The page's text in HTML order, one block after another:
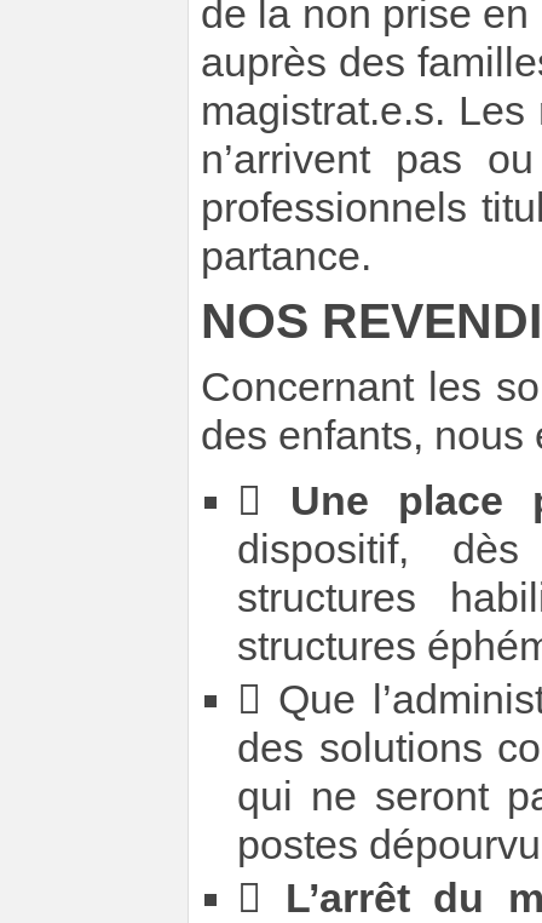
de la non prise
auprès des
magistrat.e.s.
n’arrivent pas
professionnels
partance.
NOS
Concernant les
des enfants, nous
 Une place
dispositif, dès
structures
structures
 Que
des solutions
qui ne seront
postes
 L’arrêt du